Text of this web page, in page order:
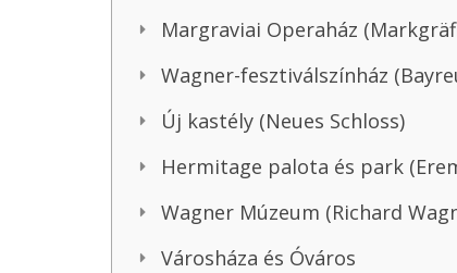
Margraviai Operaház
Wagner-fesztiválszínház
Új kastély (Neues Schloss)
Hermitage palota és park
Wagner Múzeum (Richard
Városháza és Óváros